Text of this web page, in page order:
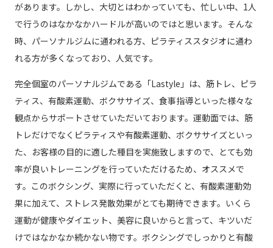
があります。しかし、大切とはわかっていても、忙しい中、1人
で行うのはなかなかハードルが高いのではと思います。そんな
時、パーソナルジムに通われる方、ピラティススタジオに通わ
れる方が多くなっており、人気です。
完全個室のパーソナルジムである「Lastyle」は、筋トレ、ピラ
ティス、有酸素運動、ボクササイズ、食事指導といった様々な
観点からサポートさせていただいております。運動面では、筋
トレだけでなくピラティスや有酸素運動、ボクササイズといっ
た、お客様の目的に適した種目を実施致しますので、とても効
率が良いトレーニングを行っていただけるため、オススメで
す。このボクシング、実際に行っていただくと、有酸素運動効
果に加えて、ストレス発散効果がとても期待できます。いくら
運動が健康やダイエット、美容に良いからと言って、キツいだ
けではなかなか続かない物です。ボクシングでしっかりと有酸